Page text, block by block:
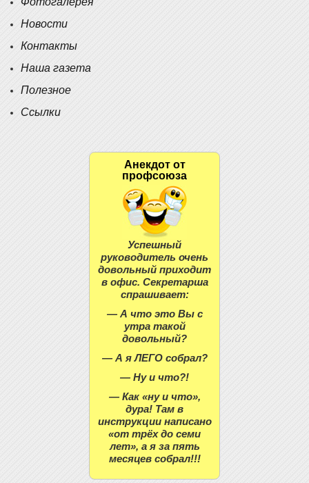
Новости
Контакты
Наша газета
Полезное
Ссылки
Анекдот от
профсоюза
Успешный
руководитель очень
довольный приходит
в офис. Секретарша
спрашивает:
— А что это Вы с
утра такой
довольный?
— А я ЛЕГО собрал?
— Ну и что?!
— Как «ну и что»,
дура! Там в
инструкции написано
«от трёх до семи
лет», а я за пять
месяцев собрал!!!